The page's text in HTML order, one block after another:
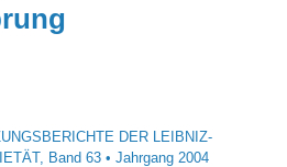
DER LEIBNIZ-
Band 63 • Jahrgang 2004